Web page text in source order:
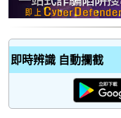
即時辨識 自動攔截